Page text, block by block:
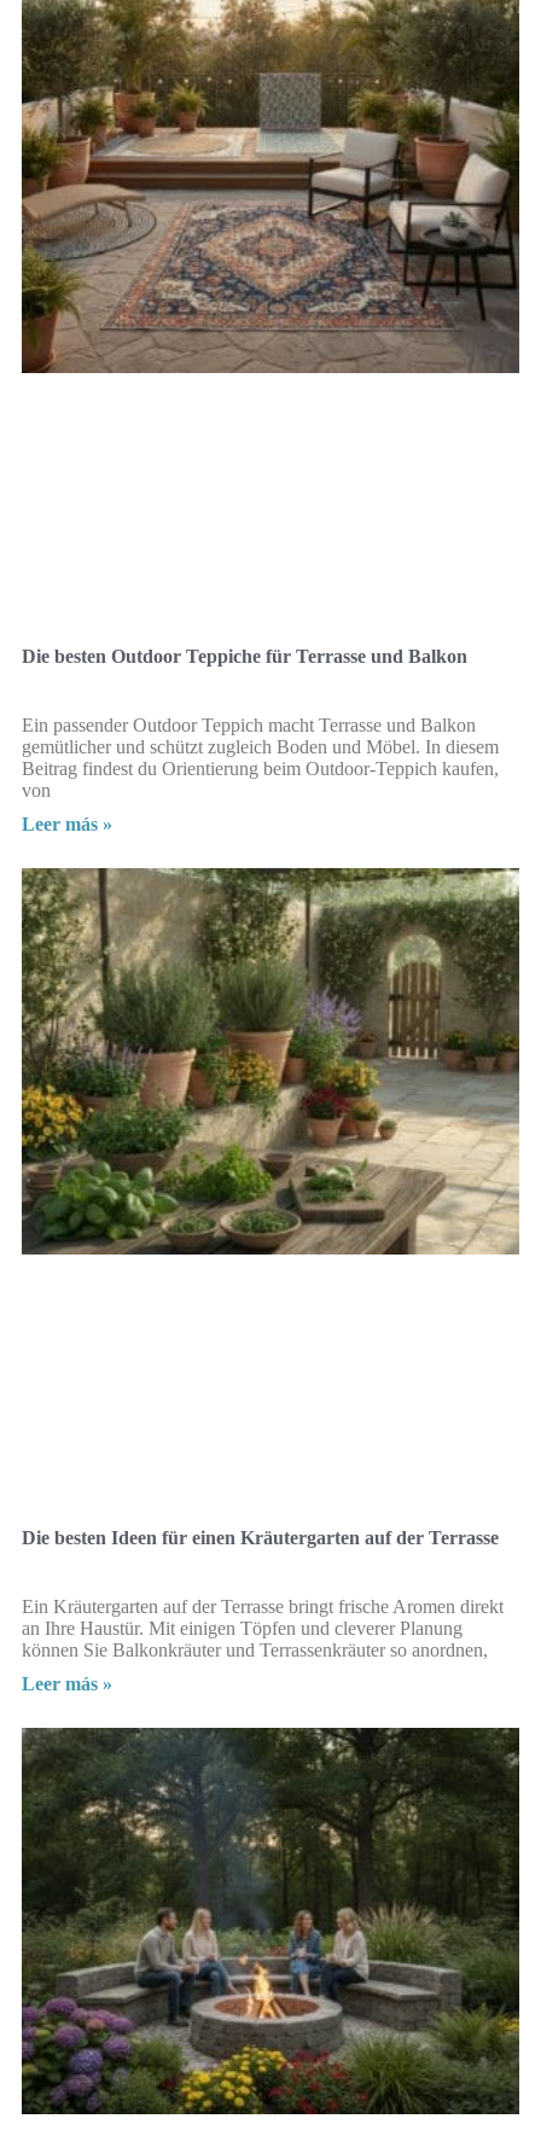
Die besten Outdoor Teppiche für Terrasse und Balkon
Ein passender Outdoor Teppich macht Terrasse und Balkon
gemütlicher und schützt zugleich Boden und Möbel. In diesem
Beitrag findest du Orientierung beim Outdoor-Teppich kaufen,
von
Leer más »
Die besten Ideen für einen Kräutergarten auf der Terrasse
Ein Kräutergarten auf der Terrasse bringt frische Aromen direkt
an Ihre Haustür. Mit einigen Töpfen und cleverer Planung
können Sie Balkonkräuter und Terrassenkräuter so anordnen,
Leer más »